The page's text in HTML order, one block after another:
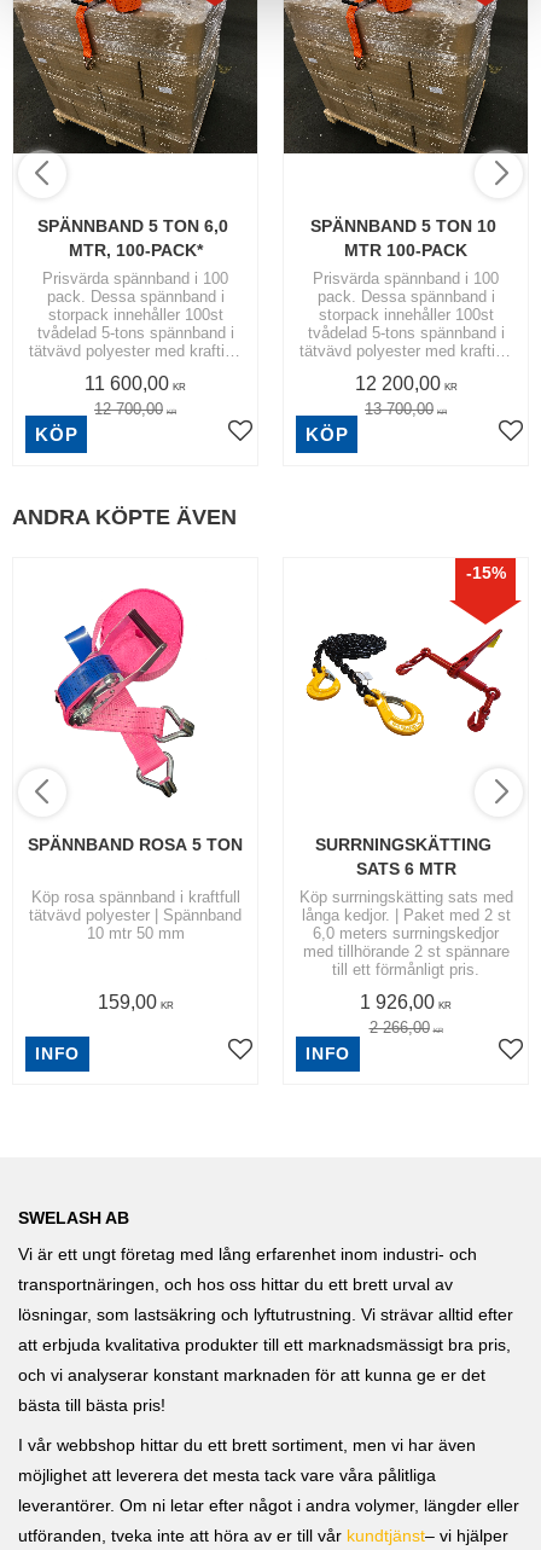
SPÄNNBAND 5 TON 6,0
MTR, 100-PACK*
Prisvärda spännband i 100
pack. Dessa spännband i
storpack innehåller 100st
tvådelad 5-tons spännband i
tätvävd polyester med kraftiga
11 600,00 KR
12 700,00 KR
KÖP
SPÄNNBAND 5 TON 10
MTR 100-PACK
Prisvärda spännband i 100
pack. Dessa spännband i
storpack innehåller 100st
tvådelad 5-tons spännband i
tätvävd polyester med kraftiga
12 200,00 KR
13 700,00 KR
KÖP
ANDRA KÖPTE ÄVEN
SPÄNNBAND ROSA 5 TON
Köp rosa spännband i kraftfull
tätvävd polyester | Spännband
10 mtr 50 mm
159,00 KR
INFO
SURRNINGSKÄTTING
SATS 6 MTR
Köp surrningskätting sats med
långa kedjor. | Paket med 2 st
6,0 meters surrningskedjor
med tillhörande 2 st spännare
till ett förmånligt pris.
1 926,00 KR
2 266,00 KR
15%
INFO
SWELASH AB
Vi är ett ungt företag med lång erfarenhet inom industri- och
transportnäringen, och hos oss hittar du ett brett urval av
lösningar, som lastsäkring och lyftutrustning. Vi strävar alltid efter
att erbjuda kvalitativa produkter till ett marknadsmässigt bra pris,
och vi analyserar konstant marknaden för att kunna ge er det
bästa till bästa pris!
I vår webbshop hittar du ett brett sortiment, men vi har även
möjlighet att leverera det mesta tack vare våra pålitliga
leverantörer. Om ni letar efter något i andra volymer, längder eller
utföranden, tveka inte att höra av er till vår kundtjänst– vi hjälper